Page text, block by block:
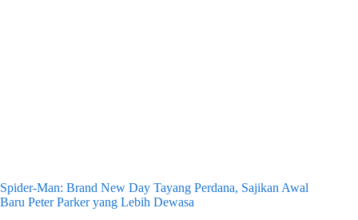
Spider-Man: Brand New Day Tayang Perdana, Sajikan Awal
Baru Peter Parker yang Lebih Dewasa